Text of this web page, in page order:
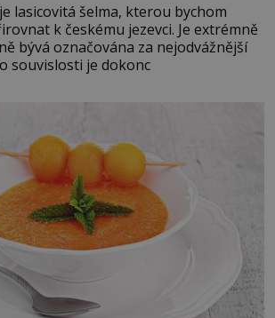
lasicovitá šelma, kterou bychom
k českému jezevci. Je extrémně
bývá označována za nejodvážnější
souvislosti je dokonc